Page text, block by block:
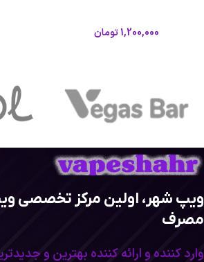
1,200,000تومان
ویپ شهر، اولین مرکز تخصصی
مصرف
وارد کننده و ارائه کننده بهترین و